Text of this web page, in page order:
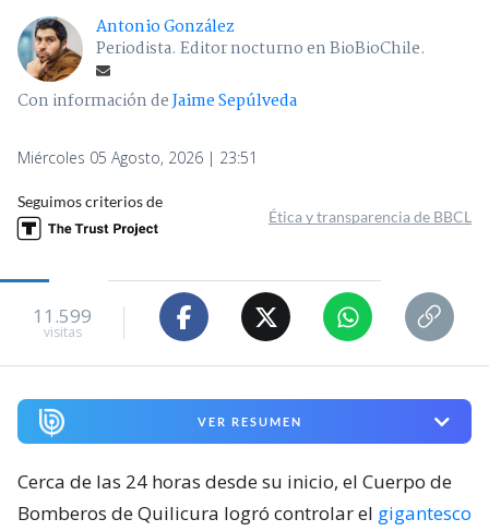
Antonio González
Periodista. Editor nocturno en BioBioChile.
Con información deJaime Sepúlveda
Miércoles 05 Agosto, 2026 | 23:51
Seguimos criterios de
Ética y transparencia de BBCL
11.599
visitas
VER RESUMEN
Cerca de las 24 horas desde su inicio, el Cuerpo de
Bomberos de Quilicura logró controlar el gigantesco